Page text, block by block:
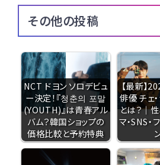
その他の投稿
NCT ドヨン ソロデビュ
ー決定！『청춘의 포말
(YOUTH)』は青春アル
バム？韓国ショップの
価格比較と予約特典
【最新】
俳優 チェ
とは？｜
マ・SNS・